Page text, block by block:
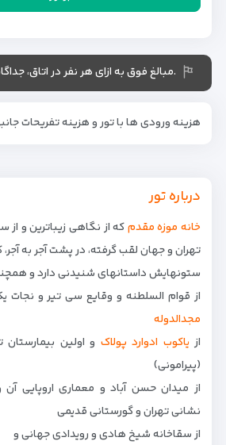
.مبالغ فوق به ازای هر نفر در اتاق،
هزینه ورودی ها با تور و هزینه تفریحات
درباره تور
خانه موزه مقدمکه از نگاهی زیباترین و از
تهران و جهان لقب گرفته، در پشت آجر به
ستونهایش داستانهای شنیدنی دارد و
از قوام السلطنه و وقایع سی تیر و نجات
مجدالدوله
ازیاکوب ادوارد پولاک و اولین بیمارستان
(پیرامونی)
از میدان حسن آباد و معماری اروپایی
نشانی تهران و گورستانی قدیمی
از سقاخانه شیخ هادی و رویدادی جهانی و